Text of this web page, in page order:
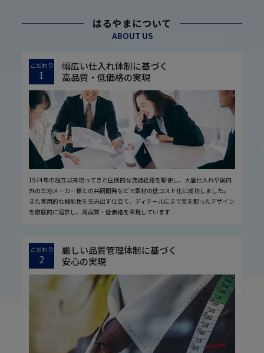
はるやまについて
ABOUT US
こだわり
1
幅広い仕入れ体制に基づく
高品質・低価格の実現
1974年の設立以来培ってきた圧倒的な流通経路を駆使し、大量仕入れや国内
外の生地メーカー様との共同開発などで素材の低コスト化に成功しました。
また実用的な機能性を生み出す仕立て、ディテールにまで気を配ったデザイン
を徹底的に追求し、高品質・低価格を実現しています
こだわり
2
厳しい品質管理体制に基づく
安心の実現